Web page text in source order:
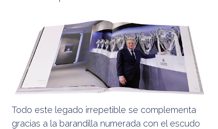
Todo este legado irrepetible se complementa
gracias a la barandilla numerada con el escudo